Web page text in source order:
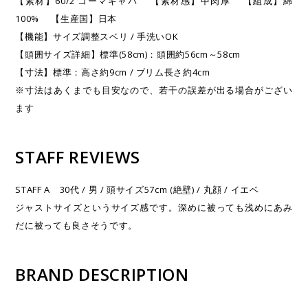
100% 【生産国】日本
【機能】サイズ調整スベリ / 手洗いOK
【頭囲サイズ詳細】標準(58cm)：頭囲約56cm～58cm
【寸法】標準：高さ約9cm / ブリム長さ約4cm
※寸法はあくまでも目安なので、若干の誤差が出る場合がござい
ます
STAFF REVIEWS
STAFF A 30代 / 男 / 頭サイズ57cm (絶壁) / 丸顔 / イエベ
ジャストサイズというサイズ感です。深めに被っても浅めにあみ
だに被っても良さそうです。
BRAND DESCRIPTION